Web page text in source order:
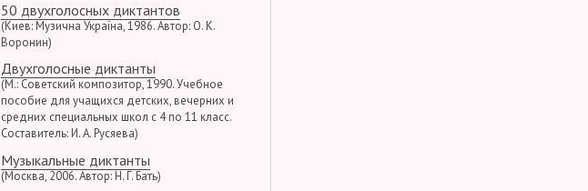
50 двухголосных диктантов
(Киев: Музична Україна, 1986. Автор: О. К.
Воронин)
Двухголосные диктанты
(М.: Советский композитор, 1990. Учебное
пособие для учащихся детских, вечерних и
средних специальных школ с 4 по 11 класс.
Составитель: И. А. Русяева)
Музыкальные диктанты
(Москва, 2006. Автор: Н. Г. Бать)